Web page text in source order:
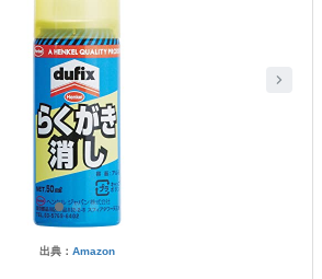
出典： Amazon